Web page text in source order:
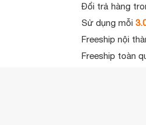
Đổi trả hàng
Sử dụng mỗi
Freeship nội
Freeship toàn